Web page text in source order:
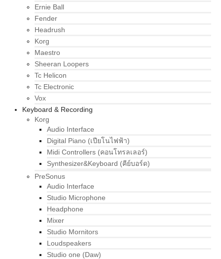
Ernie Ball
Fender
Headrush
Korg
Maestro
Sheeran Loopers
Tc Helicon
Tc Electronic
Vox
Keyboard & Recording
Korg
Audio Interface
Digital Piano (เปียโนไฟฟ้า)
Midi Controllers (คอนโทรลเลอร์)
Synthesizer&Keyboard (คีย์บอร์ด)
PreSonus
Audio Interface
Studio Microphone
Headphone
Mixer
Studio Mornitors
Loudspeakers
Studio one (Daw)